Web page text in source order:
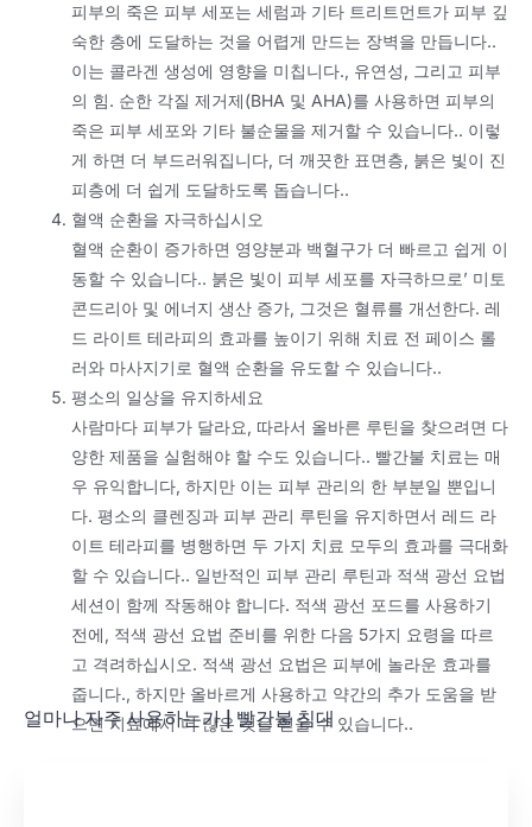
피부의 죽은 피부 세포는 세럼과 기타 트리트먼트가 피부 깊
숙한 층에 도달하는 것을 어렵게 만드는 장벽을 만듭니다..
이는 콜라겐 생성에 영향을 미칩니다., 유연성, 그리고 피부
의 힘. 순한 각질 제거제(BHA 및 AHA)를 사용하면 피부의
죽은 피부 세포와 기타 불순물을 제거할 수 있습니다.. 이렇
게 하면 더 부드러워집니다, 더 깨끗한 표면층, 붉은 빛이 진
피층에 더 쉽게 도달하도록 돕습니다..
혈액 순환을 자극하십시오
혈액 순환이 증가하면 영양분과 백혈구가 더 빠르고 쉽게 이
동할 수 있습니다.. 붉은 빛이 피부 세포를 자극하므로’ 미토
콘드리아 및 에너지 생산 증가, 그것은 혈류를 개선한다. 레
드 라이트 테라피의 효과를 높이기 위해 치료 전 페이스 롤
러와 마사지기로 혈액 순환을 유도할 수 있습니다..
평소의 일상을 유지하세요
사람마다 피부가 달라요, 따라서 올바른 루틴을 찾으려면 다
양한 제품을 실험해야 할 수도 있습니다.. 빨간불 치료는 매
우 유익합니다, 하지만 이는 피부 관리의 한 부분일 뿐입니
다. 평소의 클렌징과 피부 관리 루틴을 유지하면서 레드 라
이트 테라피를 병행하면 두 가지 치료 모두의 효과를 극대화
할 수 있습니다.. 일반적인 피부 관리 루틴과 적색 광선 요법
세션이 함께 작동해야 합니다. 적색 광선 포드를 사용하기
전에, 적색 광선 요법 준비를 위한 다음 5가지 요령을 따르
고 격려하십시오. 적색 광선 요법은 피부에 놀라운 효과를
줍니다., 하지만 올바르게 사용하고 약간의 추가 도움을 받
으면 치료에서 더 많은 것을 얻을 수 있습니다..
얼마나 자주 사용하는가| 빨간불 침대